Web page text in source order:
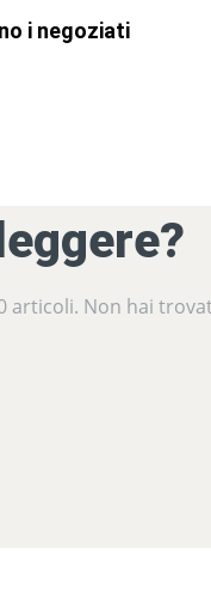
i negoziati
articoli. Non hai